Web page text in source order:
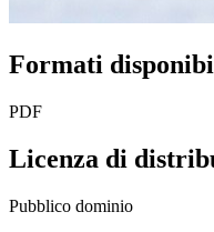
Formati
PDF
Licenza di
Pubblico dominio